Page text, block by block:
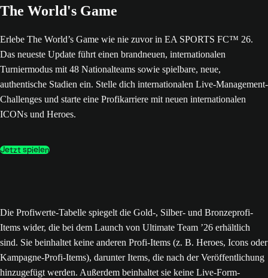
The World's Game
Erlebe The World’s Game wie nie zuvor in EA SPORTS FC™ 26.
Das neueste Update führt einen brandneuen, internationalen
Turniermodus mit 48 Nationalteams sowie spielbare, neue,
authentische Stadien ein. Stelle dich internationalen Live-Management-
Challenges und starte eine Profikarriere mit neuen internationalen
ICONs und Heroes.
Jetzt spielen
Die Profiwerte-Tabelle spiegelt die Gold-, Silber- und Bronzeprofi-
Items wider, die bei dem Launch von Ultimate Team ’26 erhältlich
sind. Sie beinhaltet keine anderen Profi-Items (z. B. Heroes, Icons oder
Kampagne-Profi-Items), darunter Items, die nach der Veröffentlichung
hinzugefügt werden. Außerdem beinhaltet sie keine Live-Form-